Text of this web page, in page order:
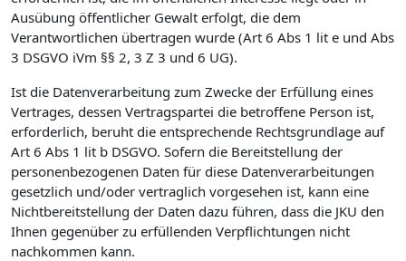
Ausübung öffentlicher Gewalt erfolgt, die dem
Verantwortlichen übertragen wurde (Art 6 Abs 1 lit e und Abs
3 DSGVO iVm §§ 2, 3 Z 3 und 6 UG).
Ist die Datenverarbeitung zum Zwecke der Erfüllung eines
Vertrages, dessen Vertragspartei die betroffene Person ist,
erforderlich, beruht die entsprechende Rechtsgrundlage auf
Art 6 Abs 1 lit b DSGVO. Sofern die Bereitstellung der
personenbezogenen Daten für diese Datenverarbeitungen
gesetzlich und/oder vertraglich vorgesehen ist, kann eine
Nichtbereitstellung der Daten dazu führen, dass die JKU den
Ihnen gegenüber zu erfüllenden Verpflichtungen nicht
nachkommen kann.